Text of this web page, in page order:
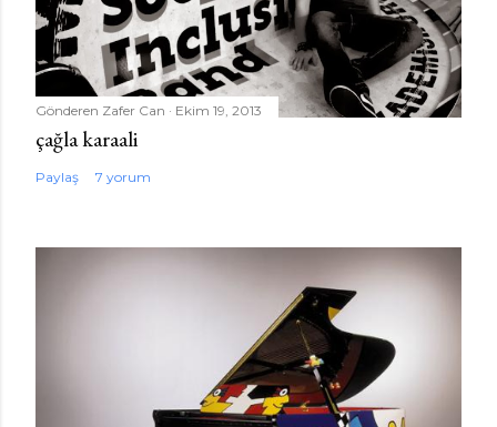
Gönderen Zafer Can Ekim 19, 2013
çağla karaali
Paylaş 7 yorum